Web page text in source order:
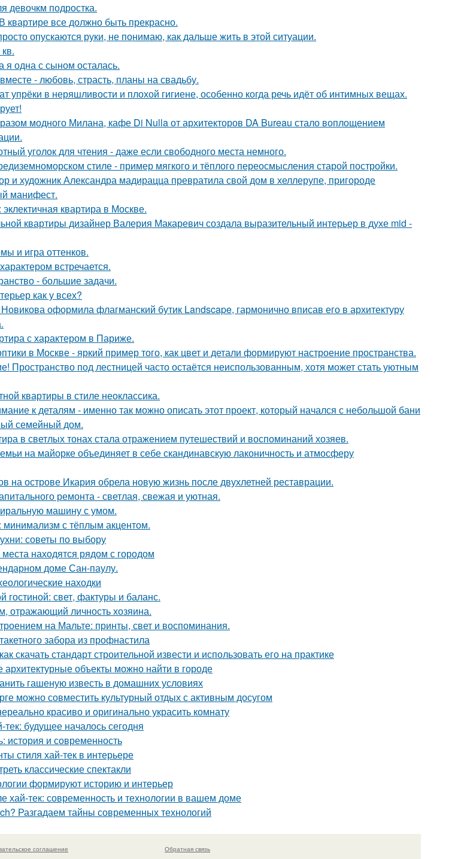
девочкм подростка.
квартире все должно быть прекрасно.
опускаются руки, не понимаю, как дальше жить в этой ситуации.
я одна с сыном осталась.
- любовь, страсть, планы на свадьбу.
упрёки в неряшливости и плохой гигиене, особенно когда речь идёт об интимных вещах.
модного Милана, кафе Di Nulla от архитекторов DA Bureau стало воплощением
уголок для чтения - даже если свободного места немного.
стиле - пример мягкого и тёплого переосмысления старой постройки.
и художник Александра мадирацца превратила свой дом в хеллерупе, пригороде
манифест.
квартира в Москве.
квартиры дизайнер Валерия Макаревич создала выразительный интерьер в духе mid -
и игра оттенков.
встречается.
- большие задачи.
как у всех?
оформила флагманский бутик Landscape, гармонично вписав его в архитектуру
с характером в Париже.
в Москве - яркий пример того, как цвет и детали формируют настроение пространства.
Пространство под лестницей часто остаётся неиспользованным, хотя может стать уютным
квартиры в стиле неоклассика.
к деталям - именно так можно описать этот проект, который начался с небольшой бани
семейный дом.
в светлых тонах стала отражением путешествий и воспоминаний хозяев.
на майорке объединяет в себе скандинавскую лаконичность и атмосферу
на острове Икария обрела новую жизнь после двухлетней реставрации.
ремонта - светлая, свежая и уютная.
машину с умом.
минимализм с тёплым акцентом.
советы по выбору
находятся рядом с городом
доме Сан-паулу.
находки
гостиной: свет, фактуры и баланс.
отражающий личность хозяина.
на Мальте: принты, свет и воспоминания.
забора из профнастила
скачать стандарт строительной извести и использовать его на практике
архитектурные объекты можно найти в городе
гашеную известь в домашних условиях
можно совместить культурный отдых с активным досугом
красиво и оригинально украсить комнату
тек: будущее началось сегодня
история и современность
стиля хай-тек в интерьере
классические спектакли
формируют историю и интерьер
хай-тек: современность и технологии в вашем доме
Разгадаем тайны современных технологий
соглашение
Обратная связь